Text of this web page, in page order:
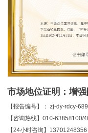
市场地位证明：增
【报告编号】： zj-dy-rdcy-
【咨询热线】010-63858100/
【24小时咨询】13701248356